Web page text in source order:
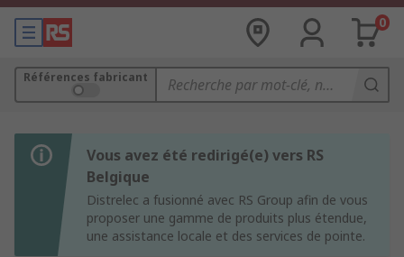
0
Références fabricant
Vous avez été redirigé(e) vers RS
Belgique
Distrelec a fusionné avec RS Group afin de vous
proposer une gamme de produits plus étendue,
une assistance locale et des services de pointe.